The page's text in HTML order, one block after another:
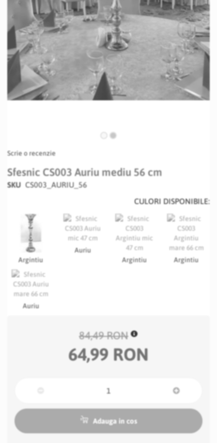
to
the
beginning
of
gallery
Scrie o recenzie
Sfesnic CS003 Auriu mediu 56 cm
SKU CS003_AURIU_56
CULORI DISPONIBILE:
Argintiu
Auriu
Argintiu
Argintiu
Auriu
84,49 RON
64,99 RON
Adauga in cos